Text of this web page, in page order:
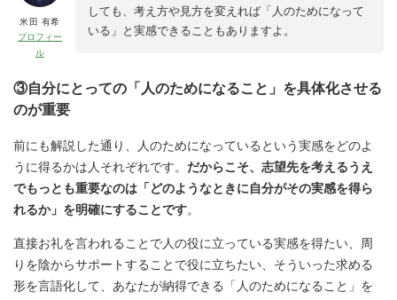
米田 有希
プロフィー
ル
しても、考え方や見方を変えれば「人のためになって
いる」と実感できることもありますよ。
③自分にとっての「人のためになること」を具体化させる
のが重要
前にも解説した通り、人のためになっているという実感をどのよ
うに得るかは人それぞれです。 だからこそ、 志望先を考えるうえ
でもっとも重要なのは「どのようなときに自分がその実感を得ら
れるか」を明確にすることです。
直接お礼を言われることで人の役に立っている実感を得たい、周
りを陰からサポートすることで役に立ちたい、そういった求める
形を言語化して、あなたが納得できる「人のためになること」を